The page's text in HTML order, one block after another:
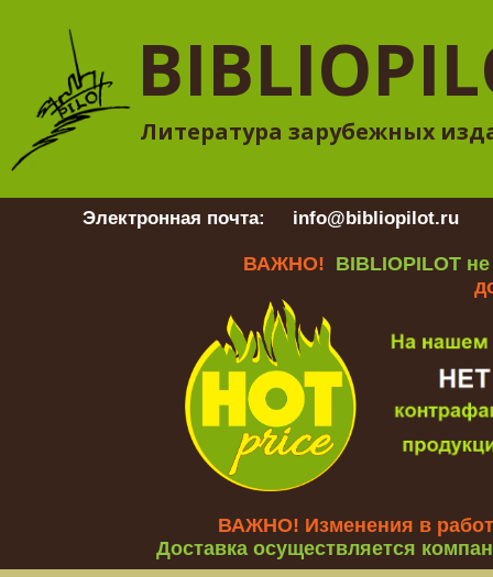
Литература зарубежных
Электронная почта: info@bibliopilot.ru
ВАЖНО! BIBLIOPILOT
ВАЖНО! Изменения в
Доставка осуществляется